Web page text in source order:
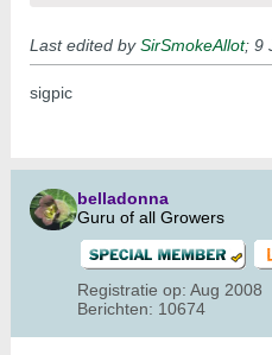
Last edited bySirSmokeAllot; 9
sigpic
belladonna
Guru of all Growers
Registratie op: Aug 2008
Berichten: 10674